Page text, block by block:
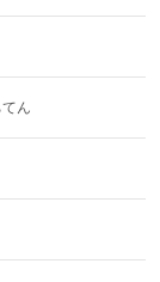
能です！
ィネートが楽し
ん